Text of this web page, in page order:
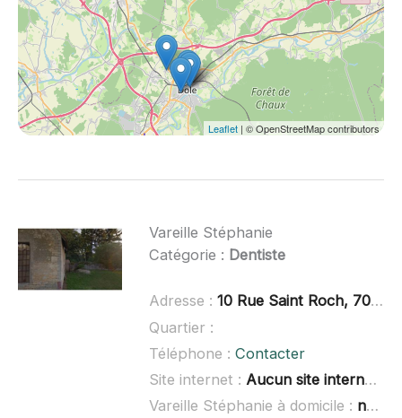
Leaflet | © OpenStreetMap contributors
Vareille Stéphanie
Catégorie : Dentiste
Adresse : 10 Rue Saint Roch, 70140 Pesmes
Quartier :
Téléphone : Contacter
Site internet : Aucun site internet connu
Vareille Stéphanie à domicile : non renseigné